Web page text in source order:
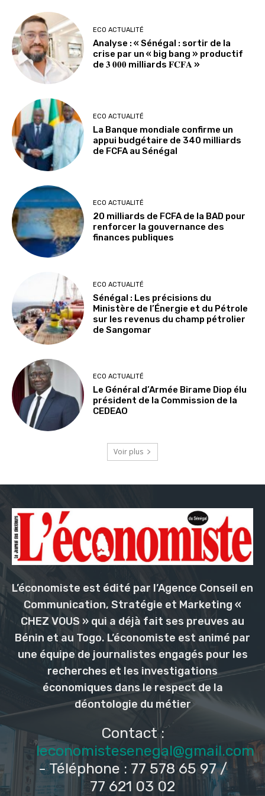
ECO ACTUALITÉ
Analyse : « Sénégal : sortir de la
crise par un « big bang » productif
de 𝟑 𝟎𝟎𝟎 milliards 𝐅𝐂𝐅𝐀 »
ECO ACTUALITÉ
La Banque mondiale confirme un
appui budgétaire de 340 milliards
de FCFA au Sénégal
ECO ACTUALITÉ
20 milliards de FCFA de la BAD pour
renforcer la gouvernance des
finances publiques
ECO ACTUALITÉ
Sénégal : Les précisions du
Ministère de l’Énergie et du Pétrole
sur les revenus du champ pétrolier
de Sangomar
ECO ACTUALITÉ
Le Général d’Armée Birame Diop élu
président de la Commission de la
CEDEAO
Voir plus
L’économiste est édité par l’Agence Conseil en
Communication, Stratégie et Marketing «
CHEZ VOUS » qui a déjà fait ses preuves au
Bénin et au Togo. L’économiste est animé par
une équipe de journalistes engagés pour les
recherches et les investigations
économiques dans le respect de la
déontologie du métier
Contact :
leconomistesenegal@gmail.com
- Téléphone : 77 578 65 97 /
77 621 03 02